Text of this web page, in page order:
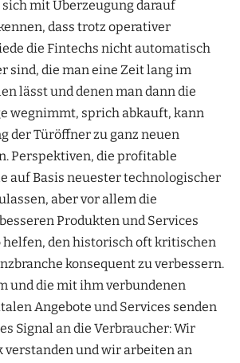
sich mit Überzeugung darauf
dass trotz operativer
die Fintechs nicht automatisch
sind, die man eine Zeit lang im
lässt und denen man dann die
wegnimmt, sprich abkauft, kann
der Türöffner zu ganz neuen
Perspektiven, die profitable
auf Basis neuester technologischer
aber vor allem die
Produkten und Services
helfen, den historisch oft kritischen
konsequent zu verbessern.
und die mit ihm verbundenen
Angebote und Services senden
Signal an die Verbraucher: Wir
verstanden und wir arbeiten an